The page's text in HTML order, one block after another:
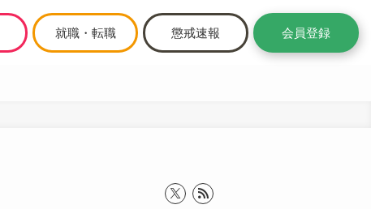
就職・転職 懲戒速報 会員登録